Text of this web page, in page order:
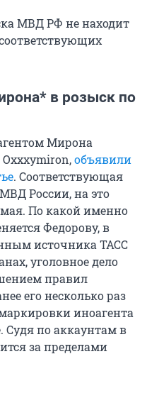
МВД РФ не находит
в розыск по
Мирона
Oxxxymiron,объявили
. Соответствующая
России, на это
По какой именно
Федорову, в
источника ТАСС
уголовное дело
правил
его несколько раз
иноагента
Судя по аккаунтам в
за пределами